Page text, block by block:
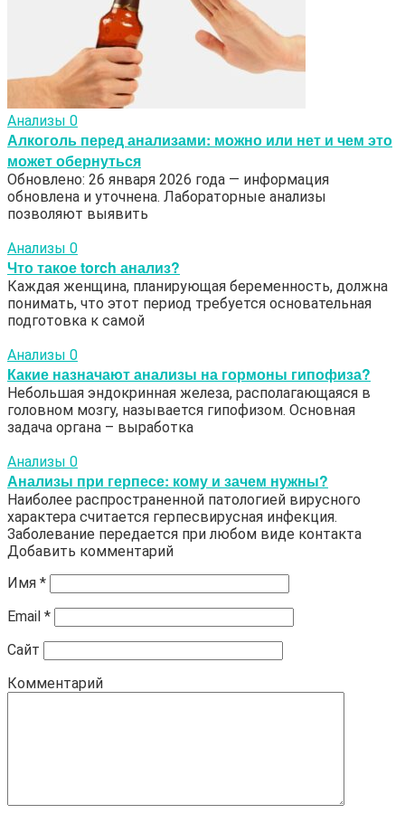
Анализы 0
Алкоголь перед анализами: можно или нет и чем это
может обернуться
Обновлено: 26 января 2026 года — информация
обновлена и уточнена. Лабораторные анализы
позволяют выявить
Анализы 0
Что такое torch анализ?
Каждая женщина, планирующая беременность, должна
понимать, что этот период требуется основательная
подготовка к самой
Анализы 0
Какие назначают анализы на гормоны гипофиза?
Небольшая эндокринная железа, располагающаяся в
головном мозгу, называется гипофизом. Основная
задача органа – выработка
Анализы 0
Анализы при герпесе: кому и зачем нужны?
Наиболее распространенной патологией вирусного
характера считается герпесвирусная инфекция.
Заболевание передается при любом виде контакта
Добавить комментарий
Имя *
Email *
Сайт
Комментарий